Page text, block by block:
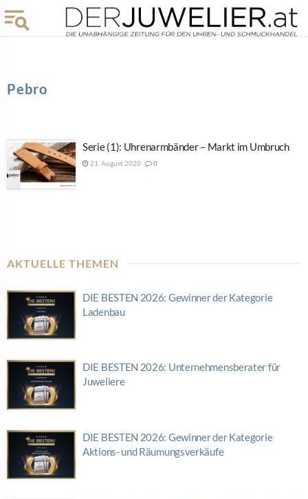
Pebro
Serie (1): Uhrenarmbänder – Markt im Umbruch
21. August 2020 0
AKTUELLE THEMEN
DIE BESTEN 2026: Gewinner der Kategorie
Ladenbau
DIE BESTEN 2026: Unternehmensberater für
Juweliere
DIE BESTEN 2026: Gewinner der Kategorie
Aktions- und Räumungsverkäufe